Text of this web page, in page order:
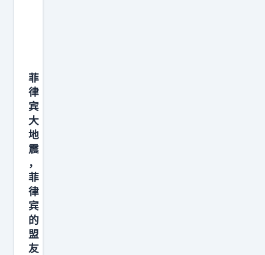
家
刘
永
坦
，
辛
辛
苦
苦
研
究
菲
律
宾
大
地
震
，
菲
律
宾
的
盟
友